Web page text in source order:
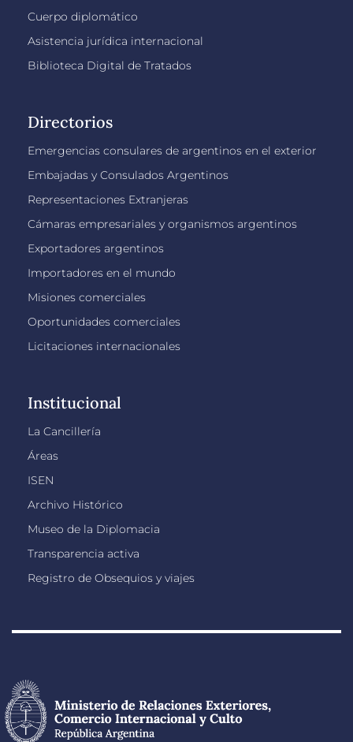
Cuerpo diplomático
Asistencia jurídica internacional
Biblioteca Digital de Tratados
Directorios
Emergencias consulares de argentinos en el exterior
Embajadas y Consulados Argentinos
Representaciones Extranjeras
Cámaras empresariales y organismos argentinos
Exportadores argentinos
Importadores en el mundo
Misiones comerciales
Oportunidades comerciales
Licitaciones internacionales
Institucional
La Cancillería
Áreas
ISEN
Archivo Histórico
Museo de la Diplomacia
Transparencia activa
Registro de Obsequios y viajes